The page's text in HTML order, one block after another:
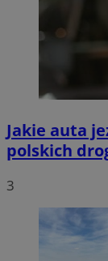
Jakie auta
polskich
3